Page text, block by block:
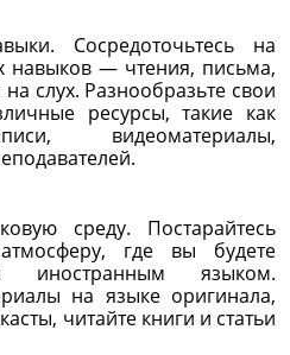
Сосредоточьтесь на
навыков — чтения, письма,
слух. Разнообразьте свои
ресурсы, такие как
видеоматериалы,
среду. Постарайтесь
где вы будете
иностранным языком.
на языке оригинала,
читайте книги и статьи